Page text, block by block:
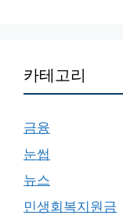
카테고리
금융
눈썹
뉴스
민생회복지원금